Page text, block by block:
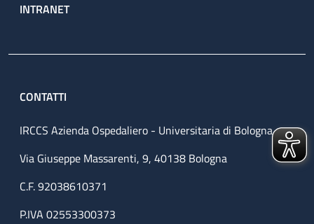
INTRANET
CONTATTI
IRCCS Azienda Ospedaliero - Universitaria di Bologna
Via Giuseppe Massarenti, 9, 40138 Bologna
C.F. 92038610371
P.IVA 02553300373